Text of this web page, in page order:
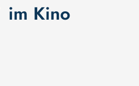
im Kino